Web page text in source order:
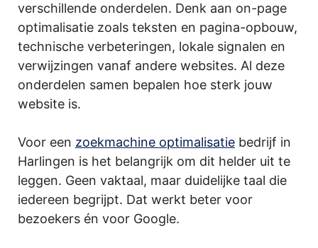
verschillende onderdelen. Denk aan on-page
optimalisatie zoals teksten en pagina-opbouw,
technische verbeteringen, lokale signalen en
verwijzingen vanaf andere websites. Al deze
onderdelen samen bepalen hoe sterk jouw
website is.
Voor een zoekmachine optimalisatie bedrijf in
Harlingen is het belangrijk om dit helder uit te
leggen. Geen vaktaal, maar duidelijke taal die
iedereen begrijpt. Dat werkt beter voor
bezoekers én voor Google.